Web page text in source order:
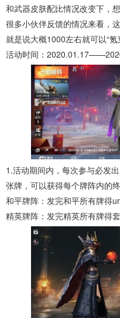
和武器皮肤配比情况改变下，
很多小伙伴反馈的情况来看，
就是说大概1000左右就可以“氪
活动时间：
1.活动期间内，每次参与必发
张牌，可以获得每个牌阵内的终
和平牌阵：发完和平所有牌得
精英牌阵：发完精英所有牌得套